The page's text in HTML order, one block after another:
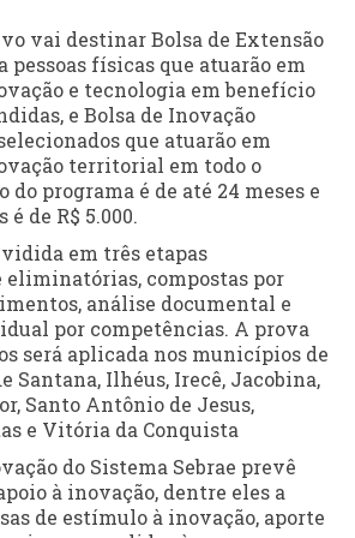
vai destinar Bolsa de Extensão
pessoas físicas que atuarão em
e tecnologia em benefício
e Bolsa de Inovação
que atuarão em
territorial em todo o
do programa é de até 24 meses e
é de R$ 5.000.
em três etapas
eliminatórias, compostas por
análise documental e
por competências. A prova
será aplicada nos municípios de
Santana, Ilhéus, Irecê, Jacobina,
Santo Antônio de Jesus,
e Vitória da Conquista
do Sistema Sebrae prevê
à inovação, dentre eles a
de estímulo à inovação, aporte